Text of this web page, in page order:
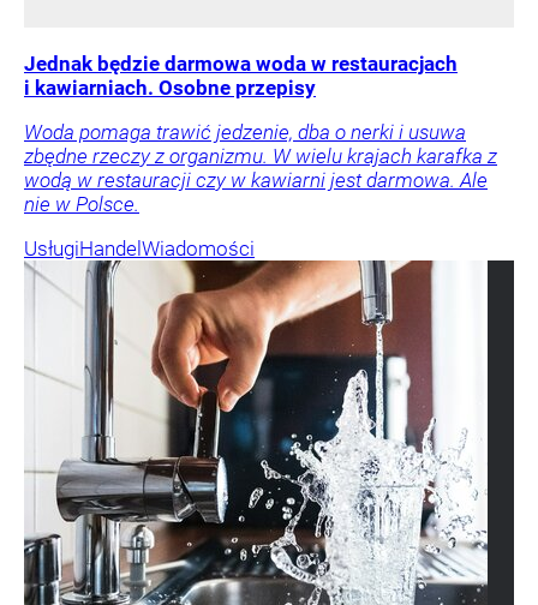
Jednak będzie darmowa woda w restauracjach
i kawiarniach. Osobne przepisy
Woda pomaga trawić jedzenie, dba o nerki i usuwa
zbędne rzeczy z organizmu. W wielu krajach karafka z
wodą w restauracji czy w kawiarni jest darmowa. Ale
nie w Polsce.
UsługiHandelWiadomości